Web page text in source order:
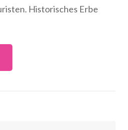
Historisches Erbe